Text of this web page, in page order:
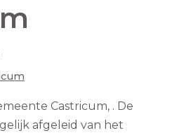
Castricum, . De
afgeleid van het